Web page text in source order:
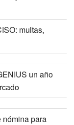
multas,
un año
nómina para